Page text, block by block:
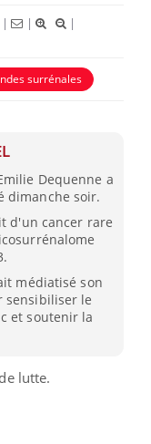
| |
|
surrénales
Dequenne a
dimanche soir.
d'un cancer rare
médiatisé son
sensibiliser le
et soutenir la
lutte.